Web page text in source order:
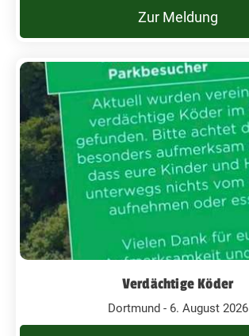
Zur Meldung
Verdächtige Köder
Dortmund - 6. August 2026